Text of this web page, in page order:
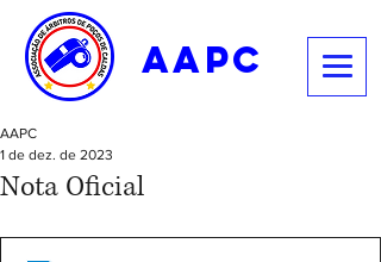
aapc
Nota Oficial
AAPC
1 de dez. de 2023